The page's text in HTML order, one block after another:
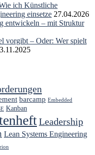
ich Künstliche
einsetze 27.04.2026
entwickeln – mit Struktur
vorgibt – Oder: Wer spielt
barcamp Embedded
Kanban
Leadership
Lean Systems Engineering